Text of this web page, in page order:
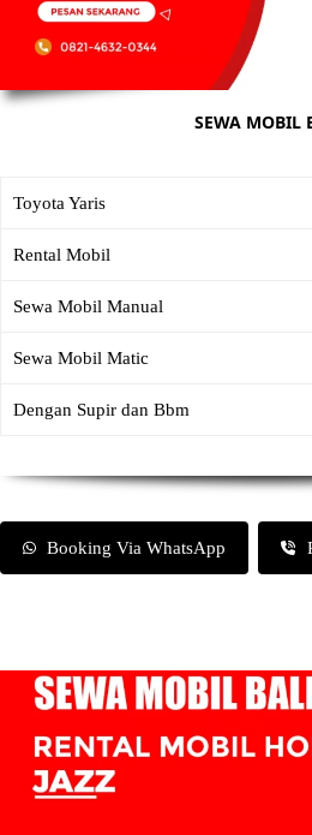
SEWA MOBIL
Toyota Yaris
Rental Mobil
Sewa Mobil Manual
Sewa Mobil Matic
Dengan Supir dan Bbm
Booking Via WhatsApp